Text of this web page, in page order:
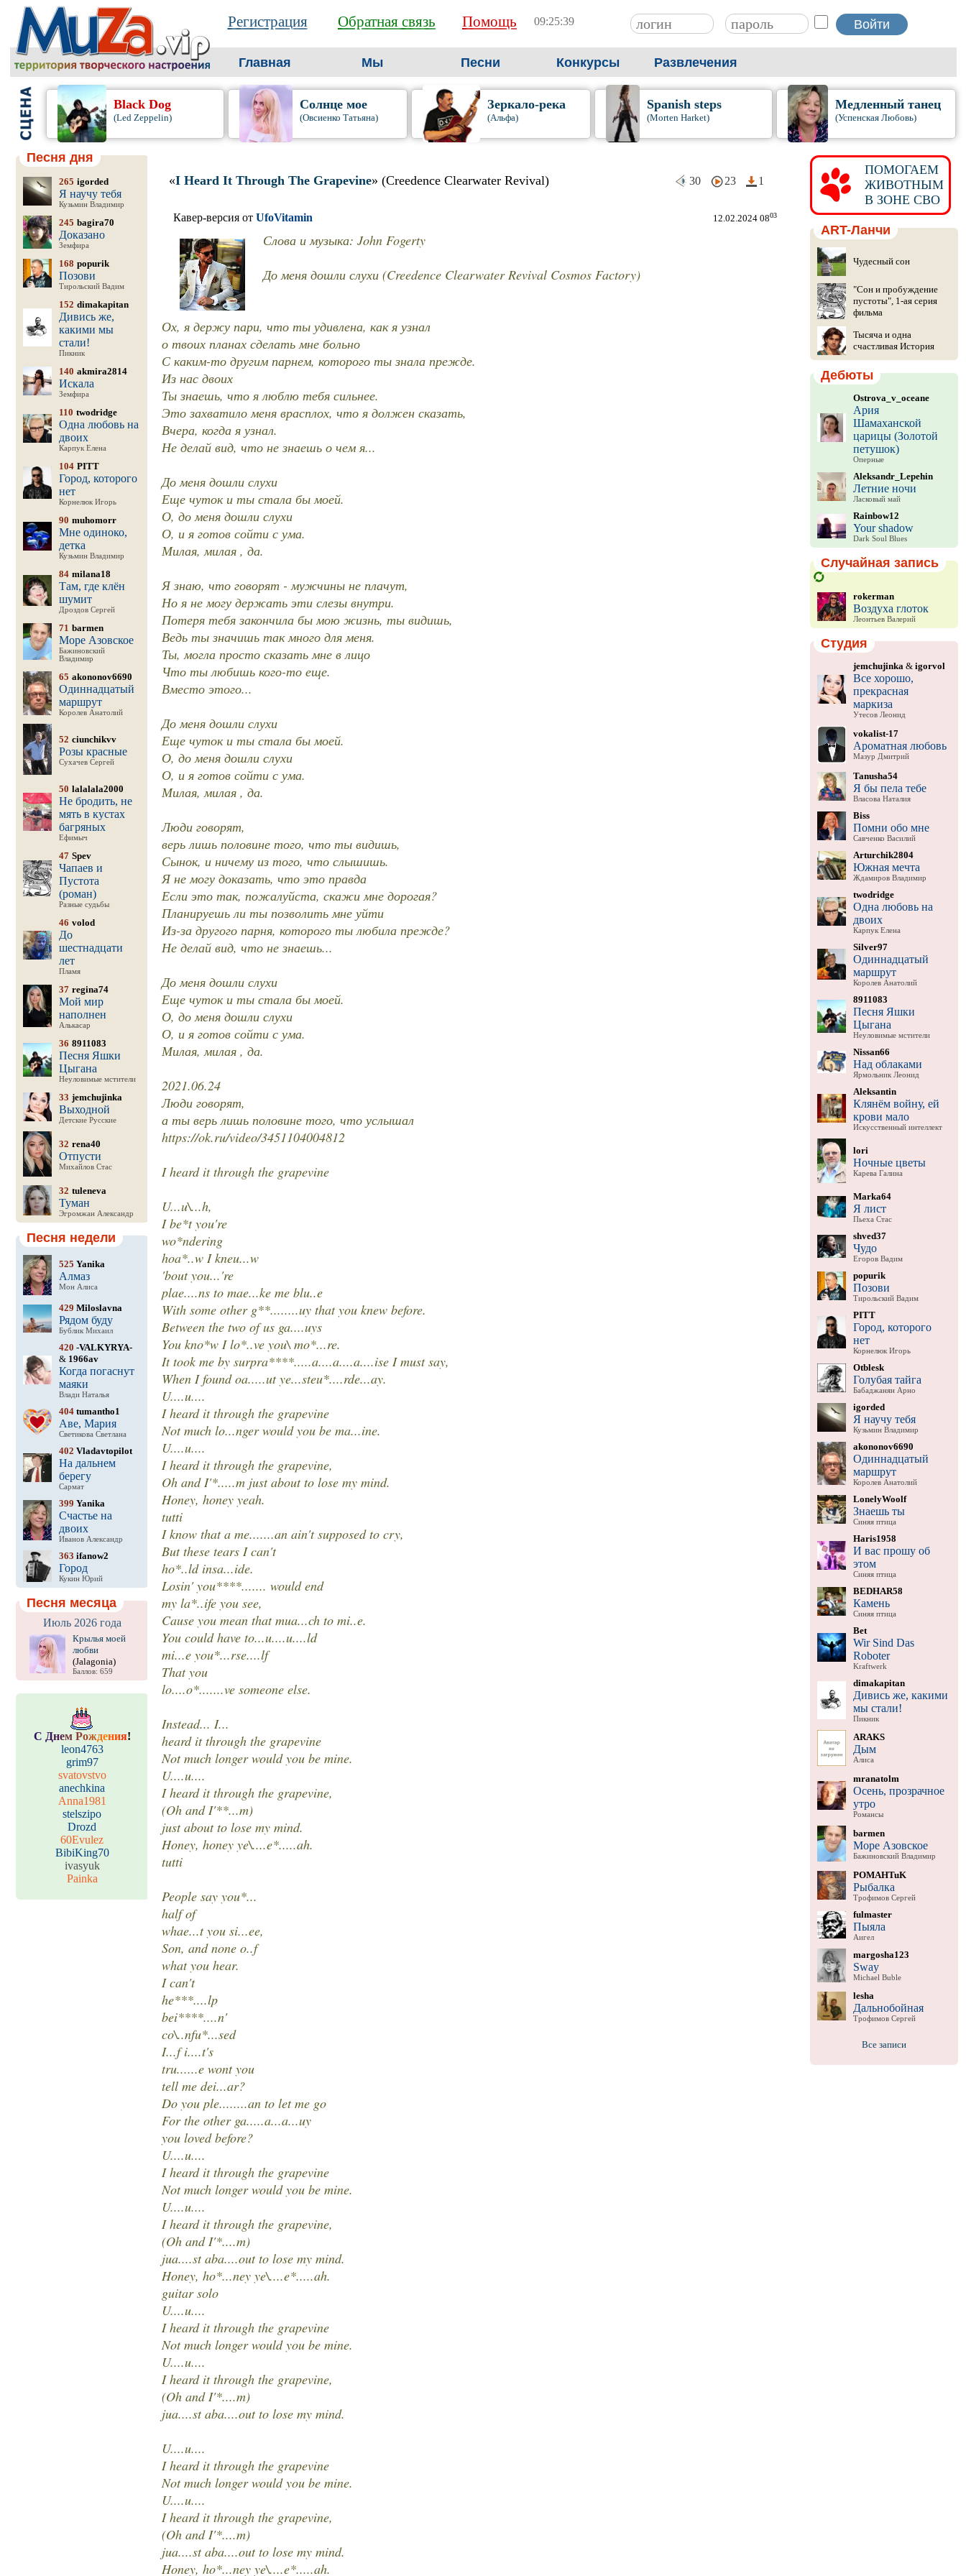
Регистрация Обратная связь Помощь 09:25:40
Главная Мы Песни Конкурсы Развлечения
Black Dog
(Led Zeppelin)
Солнце мое
(Овсиенко Татьяна)
Зеркало-река
(Альфа)
Spanish steps
(Morten Harket)
Медленный танец
(Успенская Любовь)
Песня дня
265 igorded
Я научу тебя
Кузьмин Владимир
245 bagira70
Доказано
Земфира
168 popurik
Позови
Тирольский Вадим
152 dimakapitan
Дивись же,
какими мы
стали!
Пикник
140 akmira2814
Искала
Земфира
110 twodridge
Одна любовь на
двоих
Карпук Елена
104 PITT
Город, которого
нет
Корнелюк Игорь
90 muhomorr
Мне одиноко,
детка
Кузьмин Владимир
84 milana18
Там, где клён
шумит
Дроздов Сергей
71 barmen
Море Азовское
Бажиновский
Владимир
65 akononov6690
Одиннадцатый
маршрут
Королев Анатолий
52 ciunchikvv
Розы красные
Сухачев Сергей
50 lalalala2000
Не бродить, не
мять в кустах
багряных
Ефимыч
47 Spev
Чапаев и
Пустота
(роман)
Разные судьбы
46 volod
До
шестнадцати
лет
Пламя
37 regina74
Мой мир
наполнен
Алькасар
36 8911083
Песня Яшки
Цыгана
Неуловимые мстители
33 jemchujinka
Выходной
Детские Русские
32 rena40
Отпусти
Михайлов Стас
32 tuleneva
Туман
Эгромжан Александр
Песня недели
525 Yanika
Алмаз
Мон Алиса
429 Miloslavna
Рядом буду
Бублик Михаил
420 -VALKYRYA-
& 1966av
Когда погаснут
маяки
Влади Наталья
404tumantho1
Аве, Мария
Светикова Светлана
402 Vladavtopilot
На дальнем
берегу
Сармат
399 Yanika
Счастье на
двоих
Иванов Александр
363 ifanow2
Город
Кукин Юрий
Песня месяца
Июль 2026 года
Крылья моей
любви
(Jalagonia)
Баллов: 659
С Днем Рождения!
leon4763
grim97
svatovstvo
anechkina
Anna1981
stelszipo
Drozd
60Evulez
BibiKing70
ivasyuk
Painka
«I Heard It Through The Grapevine» (Creedence Clearwater Revival) 30 23 1
Кавер-версия от UfoVitamin 12.02.2024 0803
Слова и музыка: John Fogerty
До меня дошли слухи (Creedence Clearwater Revival Cosmos Factory)
Ох, я держу пари, что ты удивлена, как я узнал
о твоих планах сделать мне больно
С каким-то другим парнем, которого ты знала прежде.
Из нас двоих
Ты знаешь, что я люблю тебя сильнее.
Это захватило меня врасплох, что я должен сказать,
Вчера, когда я узнал.
Не делай вид, что не знаешь о чем я...
До меня дошли слухи
Еще чуток и ты стала бы моей.
О, до меня дошли слухи
О, и я готов сойти с ума.
Милая, милая , да.
Я знаю, что говорят - мужчины не плачут,
Но я не могу держать эти слезы внутри.
Потеря тебя закончила бы мою жизнь, ты видишь,
Ведь ты значишь так много для меня.
Ты, могла просто сказать мне в лицо
Что ты любишь кого-то еще.
Вместо этого...
До меня дошли слухи
Еще чуток и ты стала бы моей.
О, до меня дошли слухи
О, и я готов сойти с ума.
Милая, милая , да.
Люди говорят,
верь лишь половине того, что ты видишь,
Сынок, и ничему из того, что слышишь.
Я не могу доказать, что это правда
Если это так, пожалуйста, скажи мне дорогая?
Планируешь ли ты позволить мне уйти
Из-за другого парня, которого ты любила прежде?
Не делай вид, что не знаешь...
До меня дошли слухи
Еще чуток и ты стала бы моей.
О, до меня дошли слухи
О, и я готов сойти с ума.
Милая, милая , да.
2021.06.24
Люди говорят,
а ты верь лишь половине того, что услышал
https://ok.ru/video/3451104004812
I heard it through the grapevine
U...u\...h,
I be*t you're
wo*ndering
hoa*..w I kneu...w
'bout you...'re
plae....ns to mae...ke me blu..e
With some other g**........uy that you knew before.
Between the two of us ga....uys
You kno*w I lo*..ve you\ mo*...re.
It took me by surpra****.....a....a....a....ise I must say,
When I found oa.....ut ye...steu*....rde...ay.
U....u....
I heard it through the grapevine
Not much lo...nger would you be ma...ine.
U....u....
I heard it through the grapevine,
Oh and I'*.....m just about to lose my mind.
Honey, honey yeah.
tutti
I know that a me.......an ain't supposed to cry,
But these tears I can't
ho*..ld insa...ide.
Losin' you****....... would end
my la*..ife you see,
Cause you mean that mua...ch to mi..e.
You could have to...u....u....ld
mi...e you*...rse....lf
That you
lo....o*.......ve someone else.
Instead... I...
heard it through the grapevine
Not much longer would you be mine.
U....u....
I heard it through the grapevine,
(Oh and I'**...m)
just about to lose my mind.
Honey, honey ye\....e*.....ah.
tutti
People say you*...
half of
whae...t you si...ee,
Son, and none o..f
what you hear.
I can't
he***....lp
bei****....n'
co\..nfu*...sed
I...f i....t's
tru......e wont you
tell me dei...ar?
Do you ple........an to let me go
For the other ga.....a...a...uy
you loved before?
U....u....
I heard it through the grapevine
Not much longer would you be mine.
U....u....
I heard it through the grapevine,
(Oh and I'*....m)
jua....st aba....out to lose my mind.
Honey, ho*...ney ye\....e*.....ah.
guitar solo
U....u....
I heard it through the grapevine
Not much longer would you be mine.
U....u....
I heard it through the grapevine,
(Oh and I'*....m)
jua....st aba....out to lose my mind.
U....u....
I heard it through the grapevine
Not much longer would you be mine.
U....u....
I heard it through the grapevine,
(Oh and I'*....m)
jua....st aba....out to lose my mind.
Honey, ho*...ney ye\....e*.....ah.
ПОМОГАЕМ
ЖИВОТНЫМ
В ЗОНЕ СВО
ART-Ланчи
Чудесный сон
"Сон и пробуждение
пустоты", 1-ая серия
фильма
Тысяча и одна
счастливая История
Дебюты
Ostrova_v_oceane
Ария
Шамаханской
царицы (Золотой
петушок)
Оперные
Aleksandr_Lepehin
Летние ночи
Ласковый май
Rainbow12
Your shadow
Dark Soul Blues
Случайная запись
rokerman
Воздуха глоток
Леонтьев Валерий
Студия
jemchujinka & igorvol
Все хорошо,
прекрасная
маркиза
Утесов Леонид
vokalist-17
Ароматная любовь
Мазур Дмитрий
Tanusha54
Я бы пела тебе
Власова Наталия
Biss
Помни обо мне
Савченко Василий
Arturchik2804
Южная мечта
Ждамиров Владимир
twodridge
Одна любовь на
двоих
Карпук Елена
Silver97
Одиннадцатый
маршрут
Королев Анатолий
8911083
Песня Яшки
Цыгана
Неуловимые мстители
Nissan66
Над облаками
Ярмольник Леонид
Aleksantin
Клянём войну, ей
крови мало
Искусственный интеллект
lori
Ночные цветы
Карева Галина
Marka64
Я лист
Пьеха Стас
shved37
Чудо
Егоров Вадим
popurik
Позови
Тирольский Вадим
PITT
Город, которого
нет
Корнелюк Игорь
Otblesk
Голубая тайга
Бабаджанян Арно
igorded
Я научу тебя
Кузьмин Владимир
akononov6690
Одиннадцатый
маршрут
Королев Анатолий
LonelyWoolf
Знаешь ты
Синяя птица
Haris1958
И вас прошу об
этом
Синяя птица
BEDHAR58
Камень
Синяя птица
Bet
Wir Sind Das
Roboter
Kraftwerk
dimakapitan
Дивись же, какими
мы стали!
Пикник
ARAKS
Дым
Алиса
mranatolm
Осень, прозрачное
утро
Романсы
barmen
Море Азовское
Бажиновский Владимир
POMAHTuK
Рыбалка
Трофимов Сергей
fulmaster
Пыяла
Аигел
margosha123
Sway
Michael Buble
lesha
Дальнобойная
Трофимов Сергей
Все записи